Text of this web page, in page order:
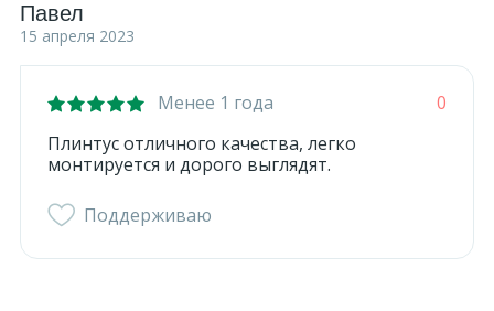
Павел
15 апреля 2023
Менее 1 года
0
Плинтус отличного качества, легко
монтируется и дорого выглядят.
Поддерживаю